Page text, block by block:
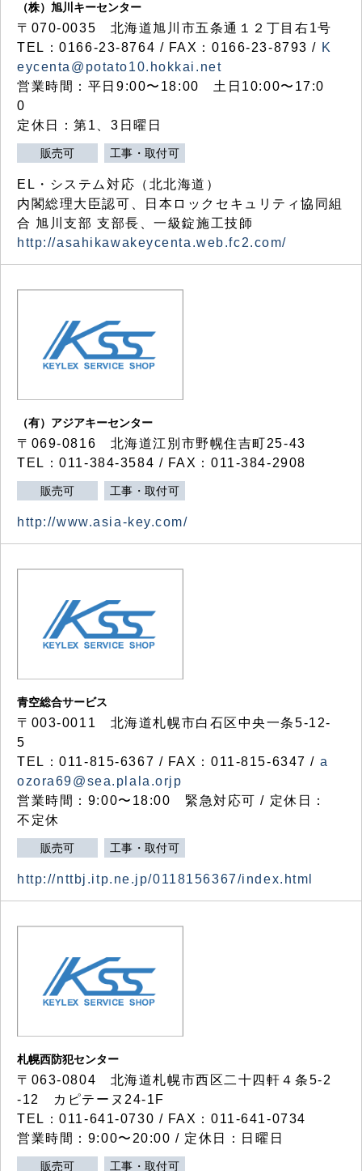
（株）旭川キーセンター
〒070-0035 北海道旭川市五条通１２丁目右1号
TEL：0166-23-8764 / FAX：0166-23-8793 / K
eycenta@potato10.hokkai.net
営業時間：平日9:00〜18:00 土日10:00〜17:0
0
定休日：第1、3日曜日
販売可 工事・取付可
EL・システム対応（北北海道）
内閣総理大臣認可、日本ロックセキュリティ協同組
合 旭川支部 支部長、一級錠施工技師
http://asahikawakeycenta.web.fc2.com/
（有）アジアキーセンター
〒069-0816 北海道江別市野幌住吉町25-43
TEL：011-384-3584 / FAX：011-384-2908
販売可 工事・取付可
http://www.asia-key.com/
青空総合サービス
〒003-0011 北海道札幌市白石区中央一条5-12-
5
TEL：011-815-6367 / FAX：011-815-6347 / a
ozora69@sea.plala.orjp
営業時間：9:00〜18:00 緊急対応可 / 定休日：
不定休
販売可 工事・取付可
http://nttbj.itp.ne.jp/0118156367/index.html
札幌西防犯センター
〒063-0804 北海道札幌市西区二十四軒４条5-2
-12 カピテーヌ24-1F
TEL：011-641-0730 / FAX：011-641-0734
営業時間：9:00〜20:00 / 定休日：日曜日
販売可 工事・取付可